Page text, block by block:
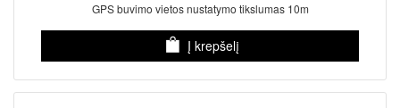
GPS buvimo vietos nustatymo tikslumas 10m
Į krepšelį